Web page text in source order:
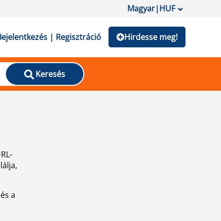
Magyar|HUF
| Regisztráció Hirdesse meg!
Keresés
a